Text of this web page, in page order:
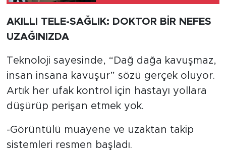
AKILLI TELE-SAĞLIK: DOKTOR BİR NEFES
UZAĞINIZDA
Teknoloji sayesinde, “Dağ dağa kavuşmaz,
insan insana kavuşur” sözü gerçek oluyor.
Artık her ufak kontrol için hastayı yollara
düşürüp perişan etmek yok.
-Görüntülü muayene ve uzaktan takip
sistemleri resmen başladı.